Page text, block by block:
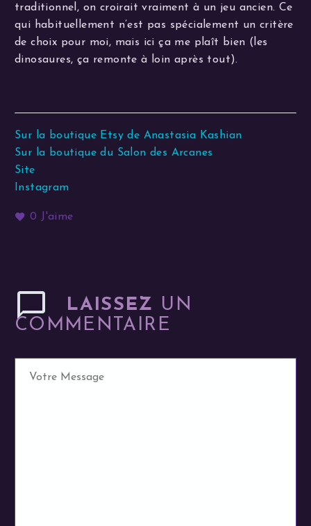
traditionnel, on croirait vraiment à un jeu ancien. Ce
qui habituellement n’est pas spécialement un critère
de choix pour moi, mais ici ça me plaît bien (les
dinosaures, ça remonte à loin après tout).
Sur la boutique Etsy de Anastasia Kashian
Sur la boutique du Salon des Arcanes
Site
Instagram
0 J'aime
LAISSEZ UN
COMMENTAIRE